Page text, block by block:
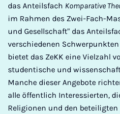
das Anteilsfach Komparative
im Rahmen des Zwei-Fach-
und Gesellschaft" das
verschiedenen
bietet das ZeKK eine Vielzahl
studentische und
Manche dieser Angebote
alle öffentlich Interessierten,
Religionen und den